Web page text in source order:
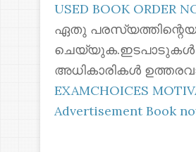
USED BOOK ORDER
ഏതു
ചെയ്യുക.ഇടപാടുകൾ
അധികാരികൾ
EXAMCHOICES
Advertisement Book